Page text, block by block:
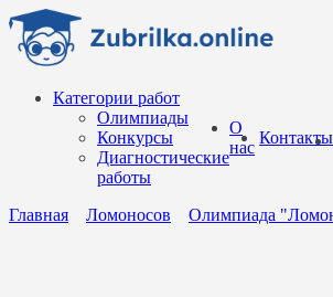
Перейти
содержанию
Категории работ
Олимпиады
Конкурсы
Диагностические
работы
О
нас
Контакты
Главная Ломоносов Олимпиада